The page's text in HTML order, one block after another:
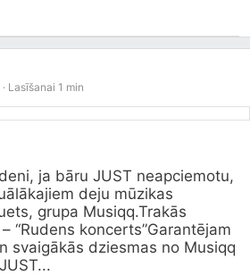
· Lasīšanai 1 min
ja bāru JUST neapciemotu,
deju mūzikas
grupa Musiqq.Trakās
“Rudens koncerts”Garantējam
svaigākās dziesmas no Musiqq